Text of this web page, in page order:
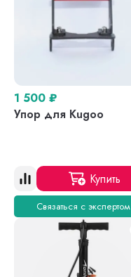
1 500 ₽
Упор для Kugoo
Купить
Связаться с экспертом